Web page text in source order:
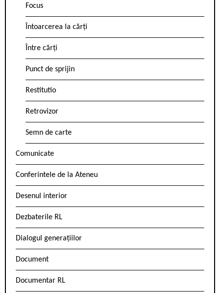
Focus
Întoarcerea la cărți
Între cărți
Punct de sprijin
Restitutio
Retrovizor
Semn de carte
Comunicate
Conferintele de la Ateneu
Desenul interior
Dezbaterile RL
Dialogul generațiilor
Document
Documentar RL